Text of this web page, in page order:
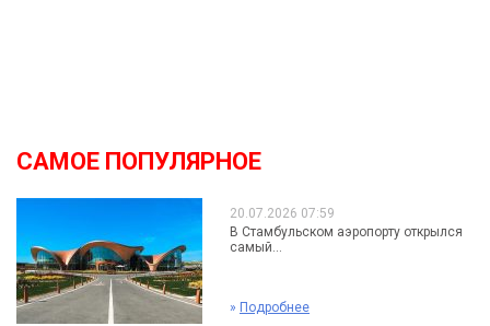
САМОЕ ПОПУЛЯРНОЕ
20.07.2026 07:59
В Стамбульском аэропорту открылся
самый...
» Подробнее